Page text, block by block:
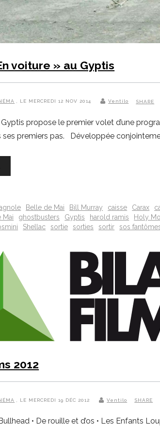
voiture » au Gyptis
, LE MERCREDI 12 NOV 2014 Ventilo SHARE
propose le premier volet d’une
ses premiers pas. Développée
Belle de Mai Bill Murray caisse Carax
Mai
ghostbusters Gyptis harold ramis Holy
Shellac sortie sorties sortir sos
2012
, LE MERCREDI 19 DÉC 2012 Ventilo SHARE
• De rouille et d’os • Les Enfants